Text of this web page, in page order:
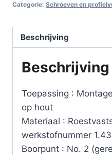
lengte
mm
-
standaard
per
100
stuks
aantal
Categorie: Schroeven en
Beschrijving
Beschrijving
Toepassing :
op hout
Materiaal :
werkstofnummer
Boorpunt : No. 2